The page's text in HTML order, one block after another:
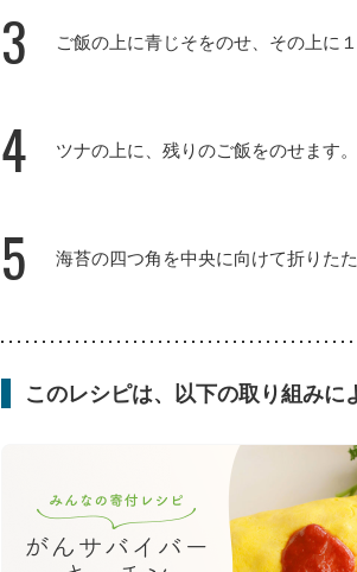
3 ご飯の上に青じそをのせ、その上に
4 ツナの上に、残りのご飯をのせます。
5 海苔の四つ角を中央に向けて折りた
このレシピは、以下の取り組みに